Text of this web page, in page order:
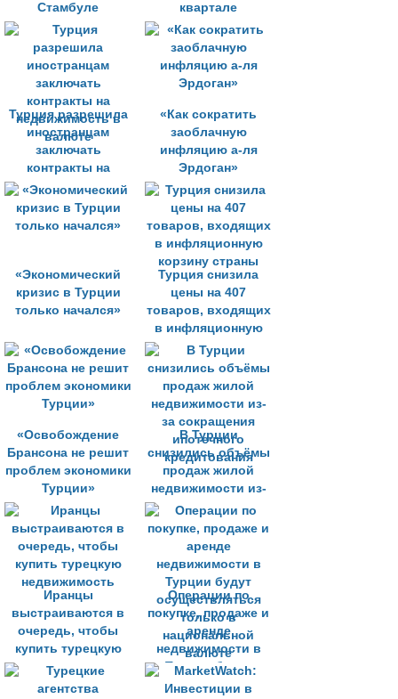
Стамбуле
квартале
Турция разрешила
иностранцам
заключать
контракты на
недвижимость в
валюте
«Как сократить
заоблачную
инфляцию а-ля
Эрдоган»
«Экономический
кризис в Турции
только начался»
Турция снизила
цены на 407
товаров, входящих
в инфляционную
корзину страны
«Освобождение
Брансона не решит
проблем экономики
Турции»
В Турции
снизились объёмы
продаж жилой
недвижимости из-
за сокращения
ипотечного
кредитования
Иранцы
выстраиваются в
очередь, чтобы
купить турецкую
недвижимость
Операции по
покупке, продаже и
аренде
недвижимости в
Турции будут
осуществляться